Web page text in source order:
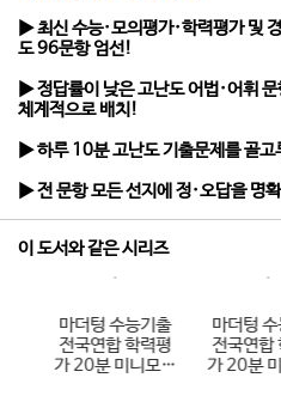
▶ 최신 수능·모의평가·학력평가 및
도 96문항 엄선!
▶ 정답률이 낮은 고난도 어법·어휘
체계적으로 배치!
▶ 하루 10분 고난도 기출문제를 골고
▶ 전 문항 모든 선지에 정·오답을 명
이 도서와 같은 시리즈
마더텅 수능기출
전국연합 학력평
가 20분 미니모의
마더텅
전국연합
가 20분